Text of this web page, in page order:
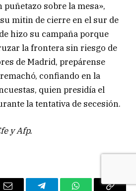
sobre la mesa»,
mitin de cierre en el sur de
hizo su campaña porque
la frontera sin riesgo de
de Madrid, prepárense
confiando en la
quien presidía el
la tentativa de secesión.
y Afp.